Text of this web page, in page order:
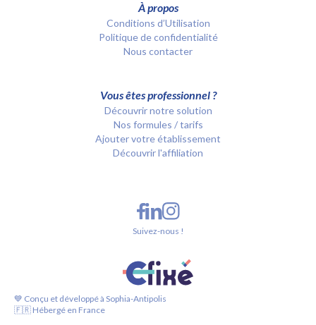
À propos
Conditions d’Utilisation
Politique de confidentialité
Nous contacter
Vous êtes professionnel ?
Découvrir notre solution
Nos formules / tarifs
Ajouter votre établissement
Découvrir l'affiliation
💙 Conçu et développé à Sophia-Antipolis
🇫🇷 Hébergé en France
Suivez-nous !